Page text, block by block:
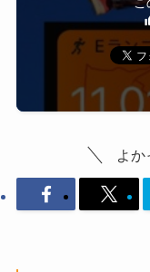
よか